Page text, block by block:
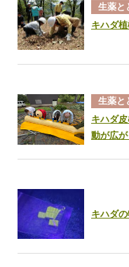
生薬と
キハダ
生薬と
キハダ
動が広
キハダ